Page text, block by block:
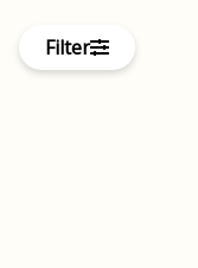
Filter